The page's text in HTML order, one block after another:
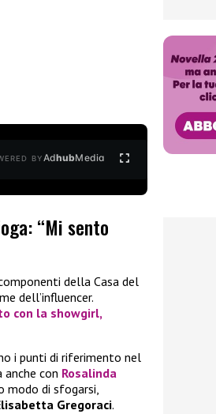
BYAdhubMedia
“Mi sento
della Casa del
dell’influencer.
con la showgirl,
i punti di riferimento nel
anche con Rosalinda
modo di sfogarsi,
Gregoraci.